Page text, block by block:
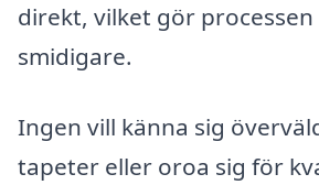
direkt, vilket gör processen
smidigare.
Ingen vill känna sig
tapeter eller oroa sig för